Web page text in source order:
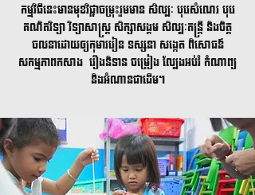
កម្មវិធីនេះមានមុខវិជ្ជាចម្រុះរួមមាន សិល្បៈ បុរេសំណេរ​​ បុរេ
គណិតវិទ្យា វិទ្យាសាស្ត្រ សិក្សាសង្គម សិល្បៈតន្ត្រី និងចិត្ត
ចលនា​ដោយឲ្យកុមាររៀន ទស្សនា សង្កេត ពិសោធន៍
សកម្មភាពកសាង រឿងនិទាន ចម្រៀង ល្បែងអប់រំ កំណាព្យ
និងអំណានជាដើម។